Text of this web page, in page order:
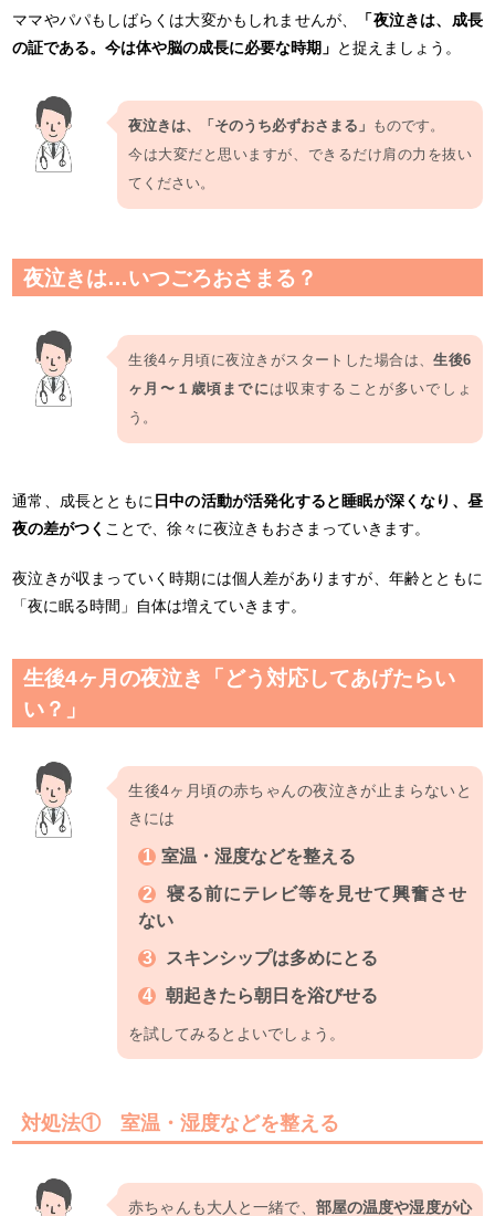
ママやパパもしばらくは大変かもしれませんが、
「夜泣きは、成長
の証である。今は体や脳の成長に必要な時期」 と捉えましょう。
夜泣きは、「そのうち必ずおさまる」 ものです。
今は大変だと思いますが、できるだけ肩の力を抜い
てください。
夜泣きは…いつごろおさまる？
生後4ヶ月頃に夜泣きがスタートした場合は、生後6
ヶ月〜１歳頃までに は収束することが多いでしょ
う。
通常、成長とともに 日中の活動が活発化すると睡眠が深くなり、昼
夜の差がつく ことで、徐々に夜泣きもおさまっていきます。
夜泣きが収まっていく時期には個人差がありますが、年齢とともに
「夜に眠る時間」自体は増えていきます。
生後4ヶ月の夜泣き「どう対応してあげたらい
い？」
生後4ヶ月頃の赤ちゃんの夜泣きが止まらないと
きには
室温・湿度などを整える
寝る前にテレビ等を見せて興奮させ
ない
スキンシップは多めにとる
朝起きたら朝日を浴びせる
を試してみるとよいでしょう。
対処法① 室温・湿度などを整える
赤ちゃんも大人と一緒で、 部屋の温度や湿度が心